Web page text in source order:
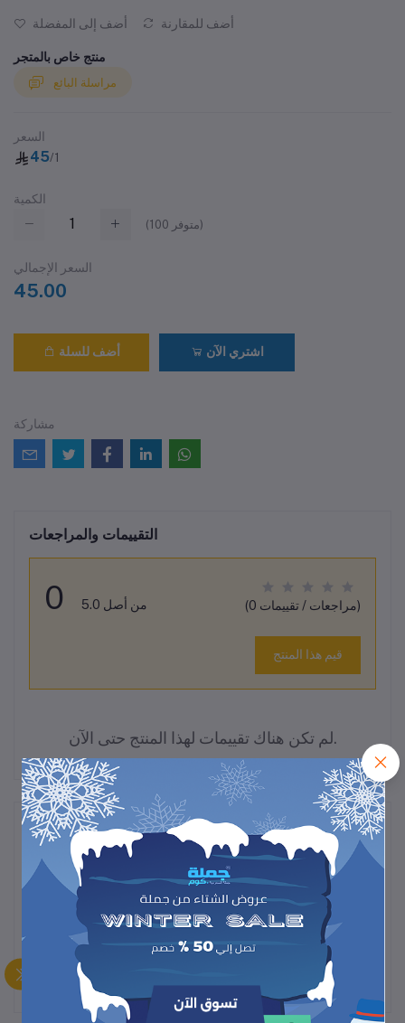
أضف إلى المفضلة أضف للمقارنة
منتج خاص بالمتجر
مراسلة البائع
السعر
45/1
الكمية
(100 متوفر)
السعر الإجمالي
45.00
أضف للسلة اشتري الآن
مشاركة
التقييمات والمراجعات
0 من أصل 5.0 (0 مراجعات / تقييمات)
قيم هذا المنتج
لم تكن هناك تقييمات لهذا المنتج حتى الآن.
وصف
سهل التنظيف وقابل لإعادة الاستخدام."